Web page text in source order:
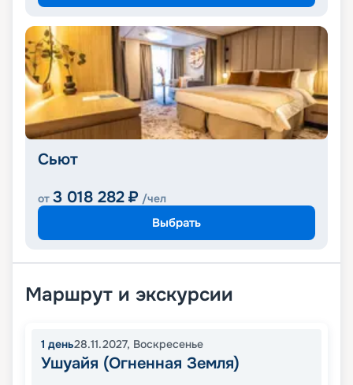
Сьют
от 3 018 282 ₽ /чел
Выбрать
Маршрут и экскурсии
1 день28.11.2027, Воскресенье
Ушуайя (Огненная Земля)